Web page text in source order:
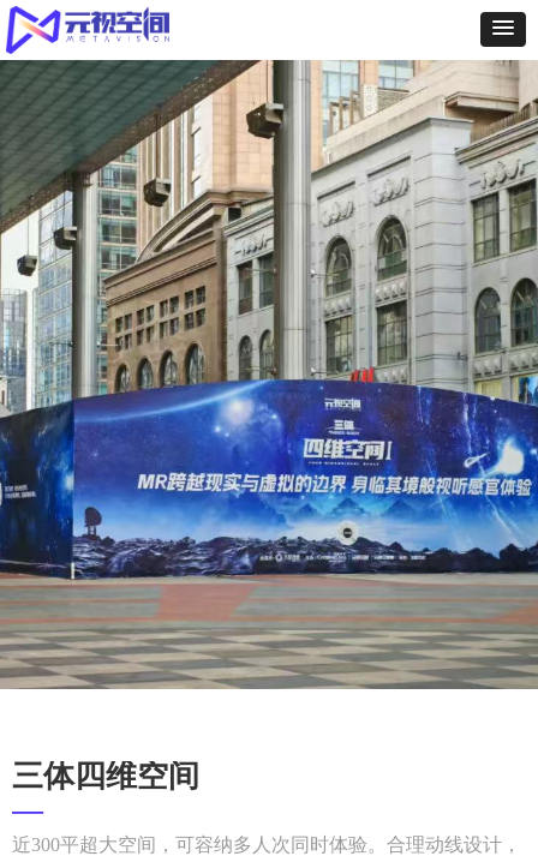
三体四维空间
—
近300平超大空间，可容纳多人次同时体验。合理动线设计，